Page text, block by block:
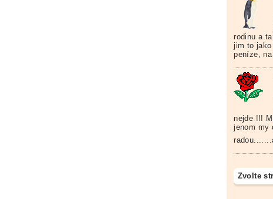
rodinu a
jim to
peníze,
nejde !!!
jenom my
Zvolte